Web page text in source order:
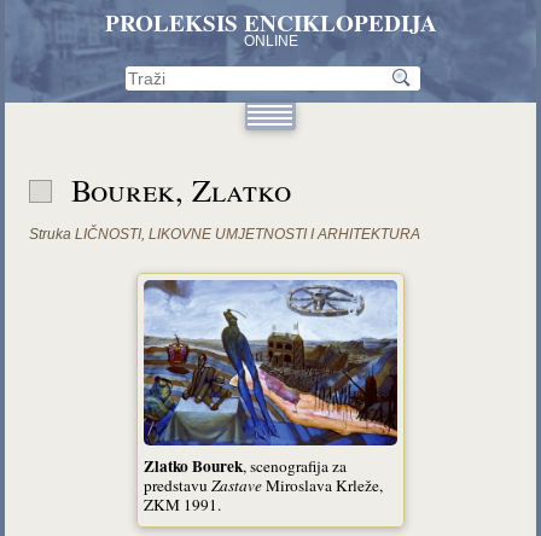
PROLEKSIS ENCIKLOPEDIJA
ONLINE
Bourek, Zlatko
Struka LIČNOSTI,LIKOVNE UMJETNOSTI I ARHITEKTURA
Zlatko Bourek, scenografija za
predstavu ZastaveMiroslava Krleže,
ZKM 1991.